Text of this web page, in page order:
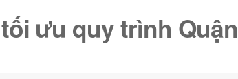
ưu quy trình Quận